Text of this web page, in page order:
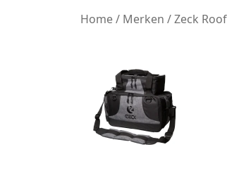
Home/ Merken /Zeck